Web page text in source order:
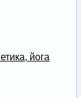
йога